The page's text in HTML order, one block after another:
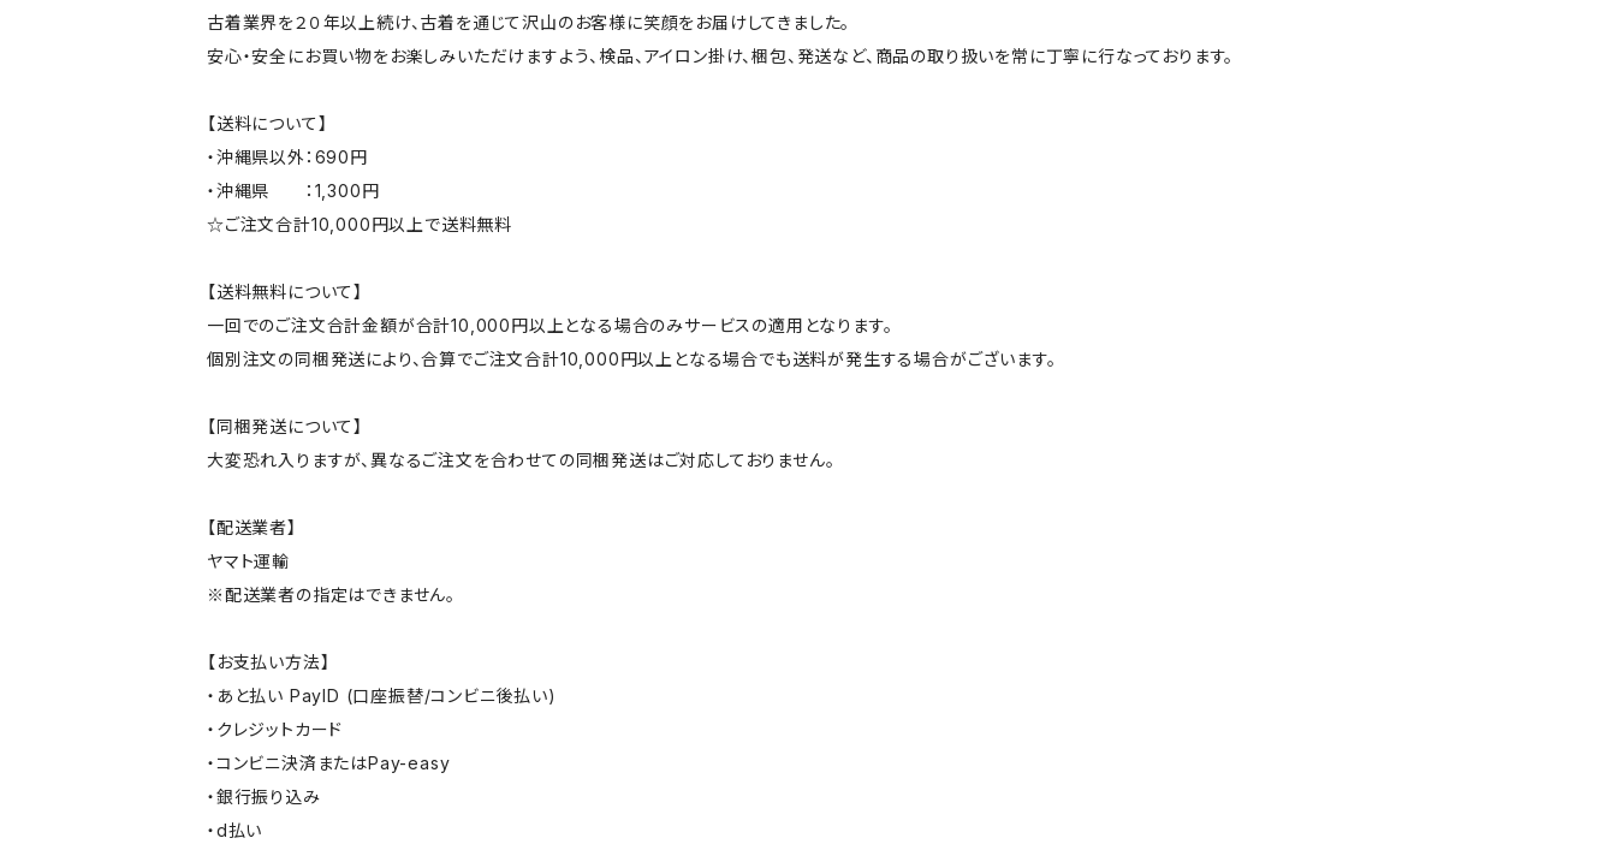
古着業界を２０年以上続け、古着を通じて沢山のお客様に笑顔をお届けしてきました。
安心・安全にお買い物をお楽しみいただけますよう、検品、アイロン掛け、梱包、発送など、商品の取り扱いを常に丁寧に行なっております。
【送料について】
・沖縄県以外：690円
・沖縄県 ：1,300円
☆ご注文合計10,000円以上で送料無料
【送料無料について】
一回でのご注文合計金額が合計10,000円以上となる場合のみサービスの適用となります。
個別注文の同梱発送により、合算でご注文合計10,000円以上となる場合でも送料が発生する場合がございます。
【同梱発送について】
大変恐れ入りますが、異なるご注文を合わせての同梱発送はご対応しておりません。
【配送業者】
ヤマト運輸
※配送業者の指定はできません。
【お支払い方法】
・あと払い PayID (口座振替/コンビニ後払い)
・クレジットカード
・コンビニ決済またはPay-easy
・銀行振り込み
・d払い